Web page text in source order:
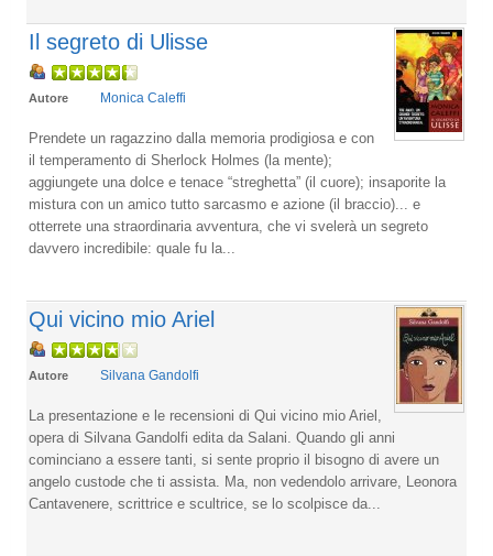
Il segreto di Ulisse
Autore Monica Caleffi
Prendete un ragazzino dalla memoria prodigiosa e con
il temperamento di Sherlock Holmes (la mente);
aggiungete una dolce e tenace “streghetta” (il cuore); insaporite la
mistura con un amico tutto sarcasmo e azione (il braccio)... e
otterrete una straordinaria avventura, che vi svelerà un segreto
davvero incredibile: quale fu la...
Qui vicino mio Ariel
Autore Silvana Gandolfi
La presentazione e le recensioni di Qui vicino mio Ariel,
opera di Silvana Gandolfi edita da Salani. Quando gli anni
cominciano a essere tanti, si sente proprio il bisogno di avere un
angelo custode che ti assista. Ma, non vedendolo arrivare, Leonora
Cantavenere, scrittrice e scultrice, se lo scolpisce da...